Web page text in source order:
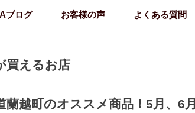
ブログ お客様の声 よくある質問
買えるお店
蘭越町のオススメ商品！5月、6月